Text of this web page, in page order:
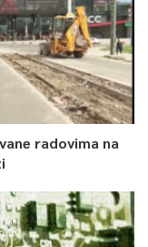
radovima na